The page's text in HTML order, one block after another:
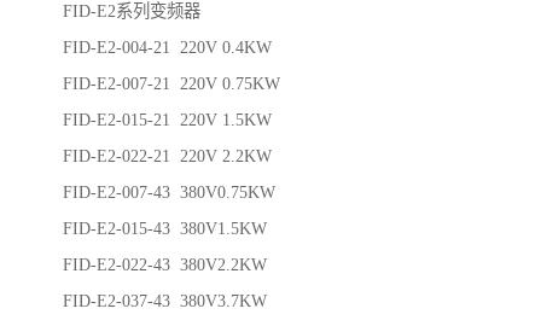
FID-E2系列变频器
FID-E2-004-21 220V 0.4KW
FID-E2-007-21 220V 0.75KW
FID-E2-015-21 220V 1.5KW
FID-E2-022-21 220V 2.2KW
FID-E2-007-43 380V0.75KW
FID-E2-015-43 380V1.5KW
FID-E2-022-43 380V2.2KW
FID-E2-037-43 380V3.7KW